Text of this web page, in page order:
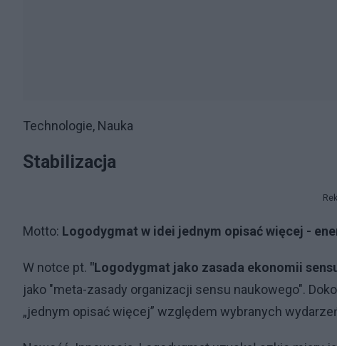
Technologie, Nauka
Stabilizacja
Motto: Logodygmat w idei jednym opisać więcej -
W notce pt. "Logodygmat jako zasada ekonomii
jako "meta-zasady organizacji sensu naukowego".
„jednym opisać więcej” względem wybranych